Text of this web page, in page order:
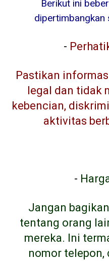
Berikut ini
dipertimbangkan
-
Pastikan
legal dan tidak
kebencian,
aktivitas
-
Jangan
tentang orang
mereka. Ini
nomor